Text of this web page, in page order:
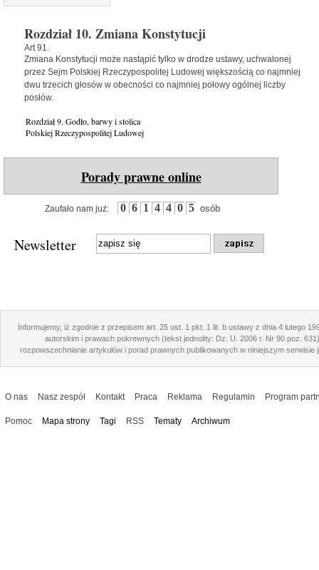
Rozdział 10. Zmiana Konstytucji
Art 91.
Zmiana Konstytucji może nastąpić tylko w drodze ustawy, uchwalonej
przez Sejm Polskiej Rzeczypospolitej Ludowej większością co najmniej
dwu trzecich głosów w obecności co najmniej połowy ogólnej liczby
posłów.
Rozdział 9. Godło, barwy i stolica
Polskiej Rzeczypospolitej Ludowej
Porady prawne online
Zaufało nam już: 0 6 1 4 4 0 5 osób
Newsletter
Informujemy, iż zgodnie z przepisem art. 25 ust. 1 pkt. 1 lit. b ustawy z dnia 4 lutego
autorskim i prawach pokrewnych (tekst jednolity: Dz. U. 2006 r. Nr 90 poz.
rozpowszechnianie artykułów i porad prawnych publikowanych w niniejszym serwisie
O nas Nasz zespół Kontakt Praca Reklama Regulamin Program
Pomoc Mapa strony Tagi RSS Tematy Archiwum